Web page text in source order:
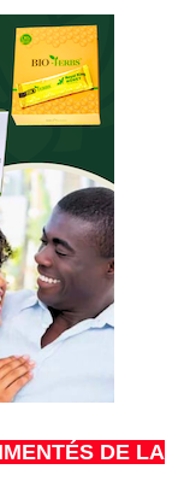
DE LA